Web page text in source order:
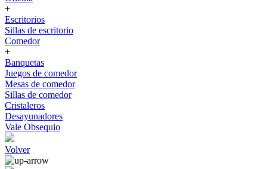
+
Escritorios
Sillas de escritorio
Comedor
+
Banquetas
Juegos de comedor
Mesas de comedor
Sillas de comedor
Cristaleros
Desayunadores
Vale Obsequio
Volver